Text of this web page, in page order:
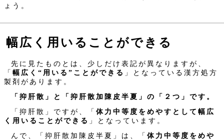
ょう。
幅広く用いることができる
先に見たものとは、少しだけ表記が異なりますが、
「 幅広く“用いる”ことができる 」となっている漢方処方
製剤があります。
「抑肝散」と「抑肝散加陳皮半夏」の「２つ」です。
「抑肝散」ですが、「体力中等度をめやすとして幅広
く用いることができる 」となっています。
んで、「抑肝散加陳皮半夏」は、「体力中等度をめや